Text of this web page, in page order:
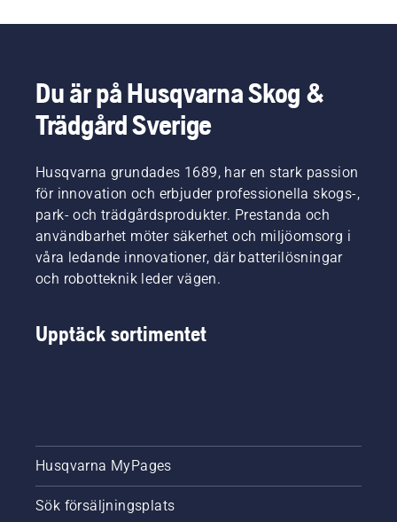
Du är på Husqvarna Skog &
Trädgård Sverige
Husqvarna grundades 1689, har en stark passion
för innovation och erbjuder professionella skogs-,
park- och trädgårdsprodukter. Prestanda och
användbarhet möter säkerhet och miljöomsorg i
våra ledande innovationer, där batterilösningar
och robotteknik leder vägen.
Upptäck sortimentet
Husqvarna MyPages
Sök försäljningsplats